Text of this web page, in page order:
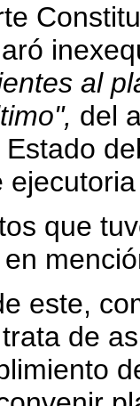
al
del
que
este,
de